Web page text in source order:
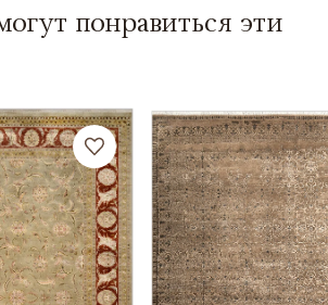
понравиться эти